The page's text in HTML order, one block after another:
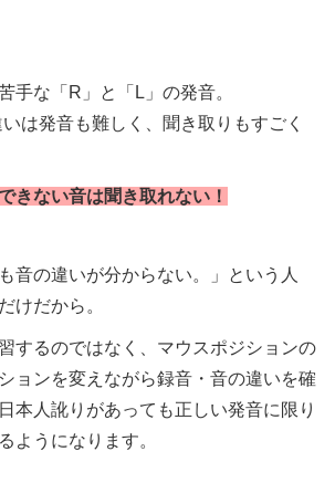
手な「R」と「L」の発音。
いは発音も難しく、聞き取りもすごく
きない音は聞き取れない！
音の違いが分からない。」という人
けだから。
するのではなく、マウスポジションの
ョンを変えながら録音・音の違いを確
本人訛りがあっても正しい発音に限り
ようになります。